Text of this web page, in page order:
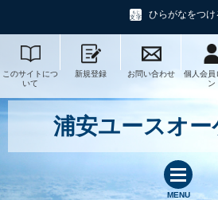
ひらがなをつけ
このサイトにつ
いて
新規登録 お問い合わせ
個人会員
ン
浦安ユースオー
MENU